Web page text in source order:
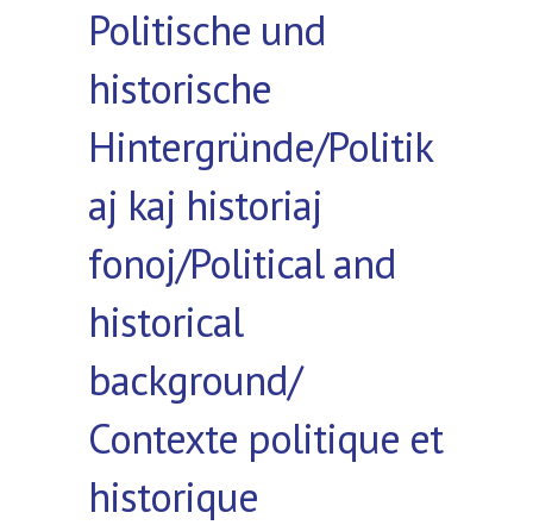
Politische und
historische
Hintergründe/Politik
aj kaj historiaj
fonoj/Political and
historical
background/
Contexte politique et
historique